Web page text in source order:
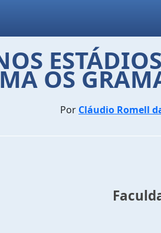
OS
Por Cláudio Romell